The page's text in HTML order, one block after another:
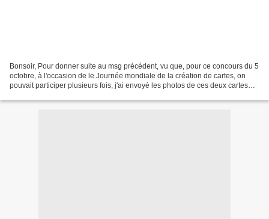
Bonsoir, Pour donner suite au msg précédent, vu que, pour ce concours du 5
octobre, à l'occasion de le Journée mondiale de la création de cartes, on
pouvait participer plusieurs fois, j'ai envoyé les photos de ces deux cartes